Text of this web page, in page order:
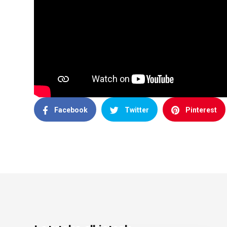
Facebook Twitter Pinterest